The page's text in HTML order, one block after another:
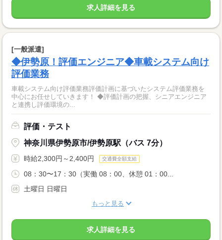
求人詳細を見る
[一般派遣]
◆伊勢原！評価エンジニア◆車載システム向け
評価業務
車載システム向け評価業務評価計画に基づいたシステム評価業務を
中心にお任せしていきます！ ◆評価計画の把握、シニアエンジニア
と連携し評価環境の...
評価・テスト
神奈川県伊勢原市/伊勢原駅（バス 7分）
時給2,300円～2,400円 交通費全額支給
08：30〜17：30（実働 08：00、休憩 01：00...
土曜日 日曜日
もっと見る
求人詳細を見る